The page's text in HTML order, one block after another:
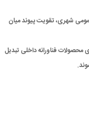
شهری، تقویت پیوند میان
محصولات فناورانه داخلی تبدیل